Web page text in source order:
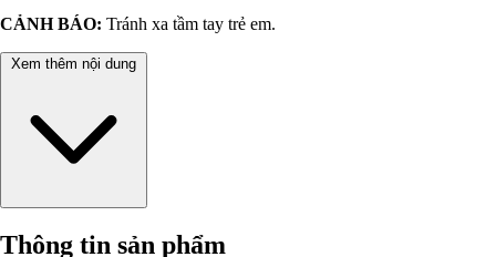
CẢNH BÁO: Tránh xa tầm tay trẻ em.
Xem thêm nội dung
Thông tin sản phẩm